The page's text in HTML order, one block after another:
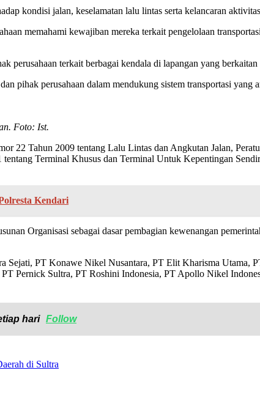
kondisi jalan, keselamatan lalu lintas serta kelancaran
memahami kewajiban mereka terkait pengelolaan
terkait berbagai kendala di lapangan yang berkaitan
pihak perusahaan dalam mendukung sistem transportasi yang
Foto: Ist.
22 Tahun 2009 tentang Lalu Lintas dan Angkutan Jalan,
Terminal Khusus dan Terminal Untuk Kepentingan
Kendari
Organisasi sebagai dasar pembagian kewenangan
Sejati, PT Konawe Nikel Nusantara, PT Elit Kharisma Utama,
Pernick Sultra, PT Roshini Indonesia, PT Apollo Nikel
hari Follow
di Sultra